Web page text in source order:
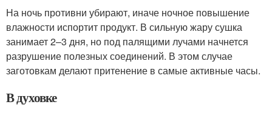
На ночь противни убирают, иначе ночное повышение
влажности испортит продукт. В сильную жару сушка
занимает 2–3 дня, но под палящими лучами начнется
разрушение полезных соединений. В этом случае
заготовкам делают притенение в самые активные часы.
В духовке